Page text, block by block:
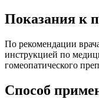
Показания к
По рекомендации
инструкцией по
гомеопатического
Способ